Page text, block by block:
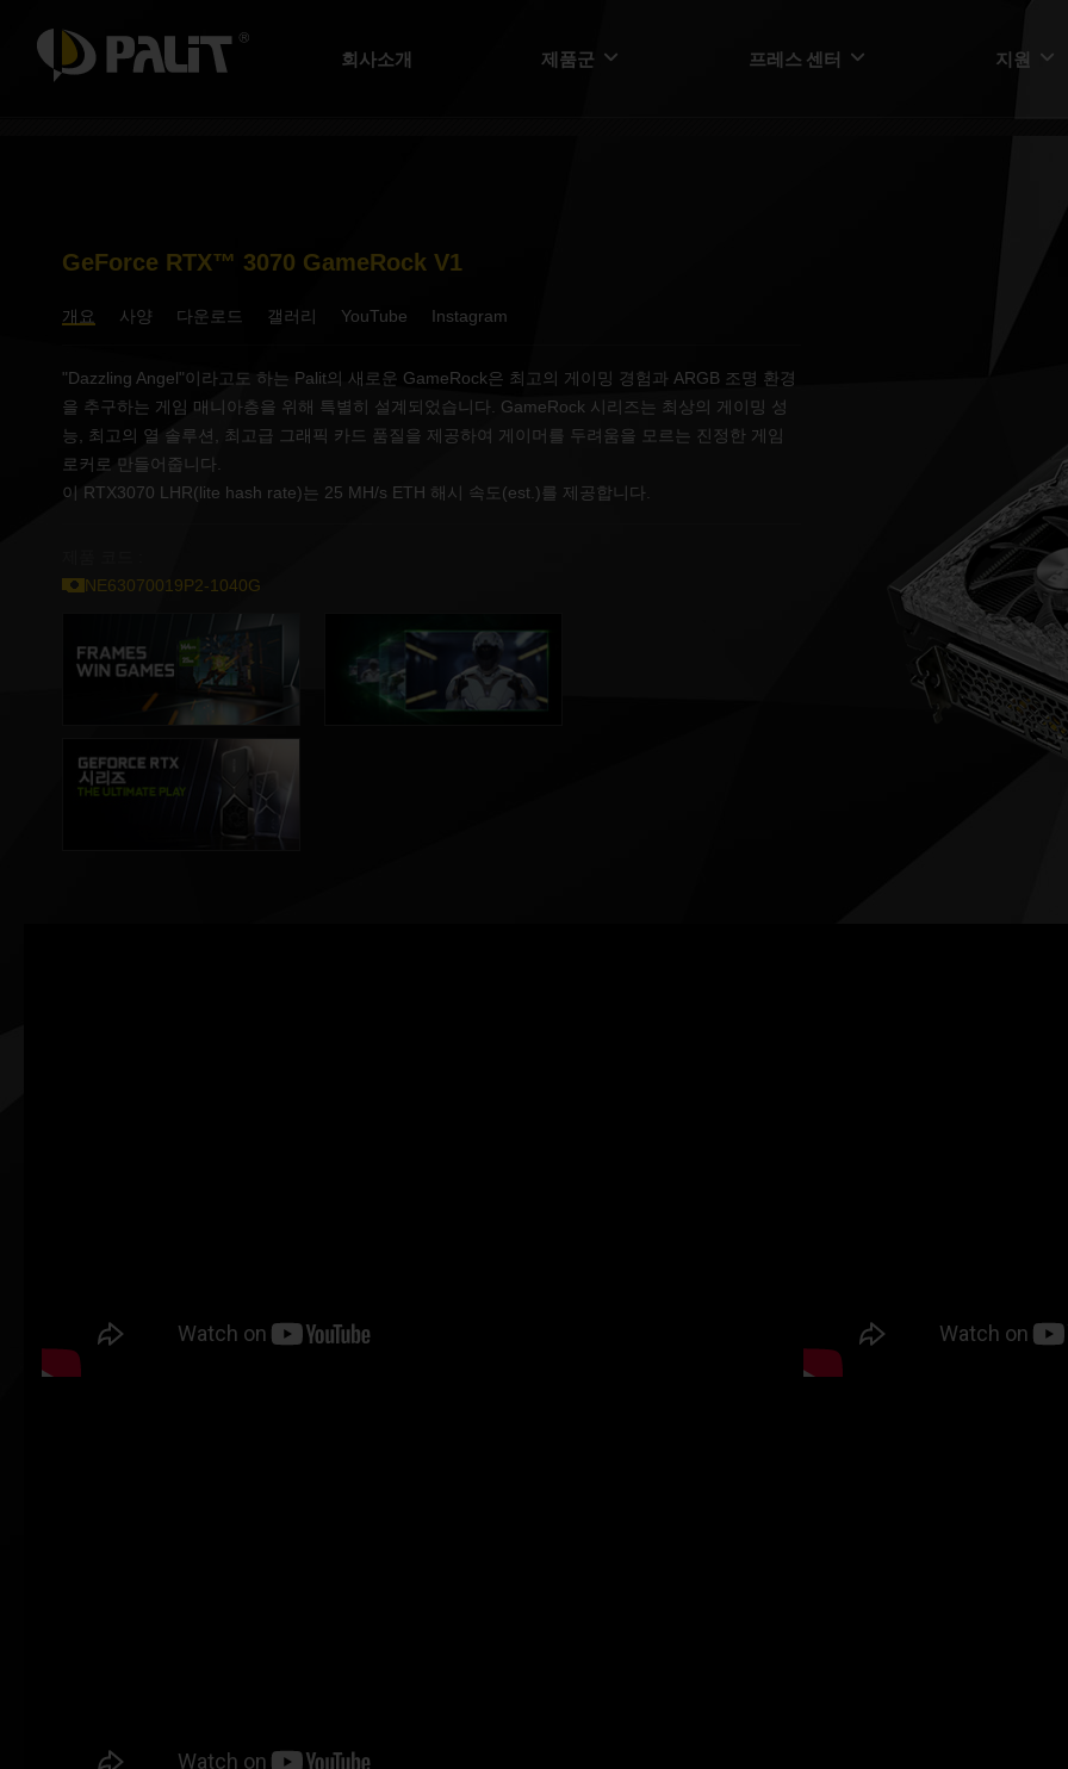
회사소개 제품군 프레스 센터 지원
GeForce RTX™ 3070 GameRock V1
개요 사양 다운로드 갤러리 YouTube Instagram
"Dazzling Angel"이라고도 하는 Palit의 새로운 GameRock은 최고의 게이밍 경험과 ARGB 조명 환경
을 추구하는 게임 매니아층을 위해 특별히 설계되었습니다. GameRock 시리즈는 최상의 게이밍 성
능, 최고의 열 솔루션, 최고급 그래픽 카드 품질을 제공하여 게이머를 두려움을 모르는 진정한 게임
로커로 만들어줍니다.
이 RTX3070 LHR(lite hash rate)는 25 MH/s ETH 해시 속도(est.)를 제공합니다.
NE63070019P2-1040G